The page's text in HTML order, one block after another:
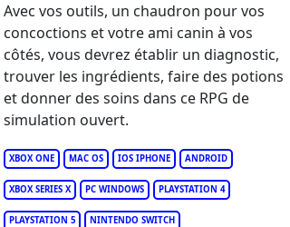
XBOX ONE MAC OS IOS IPHONE ANDROID
XBOX SERIES X PC WINDOWS PLAYSTATION 4
PLAYSTATION 5 NINTENDO SWITCH
Avec vos outils, un chaudron pour vos
concoctions et votre ami canin à vos
côtés, vous devrez établir un diagnostic,
trouver les ingrédients, faire des potions
et donner des soins dans ce RPG de
simulation ouvert.